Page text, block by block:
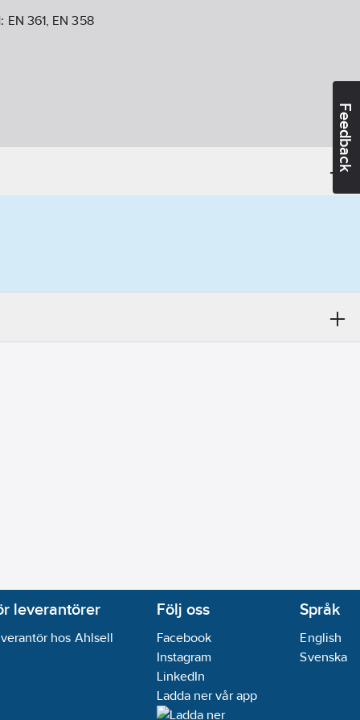
Feedback
EN 361, EN 358
leverantörer
hos Ahlsell
Följ oss
Facebook
Instagram
LinkedIn
Ladda ner vår app
Språk
English
Svenska